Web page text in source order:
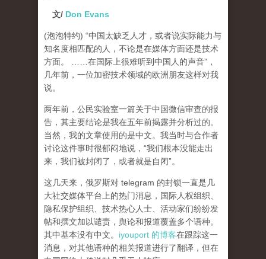
文/ Don Evans
(泡泡特约) “中国太缺乏人才，或者说实际能力与
知名度相匹配的人，不论是在媒体方面还是技术
方面。 ……在国际上很难听到中国人的声音”，
几年前，一位加密技术领域的欧洲朋友这样对我
说。
两年前，公民实验室一篇关于中国微信审查的报
告，其主要结论是我在五年前揭露并分析过的。
当然，我的文章使用的是中文。我当时与合作者
讨论这件事时很郁闷地说，“我们根本没能走出
来，我们被封闭了，或者就是自闭”。
这几天来，俄罗斯对 telegram 的封锁一直是几
大社交媒体平台上的热门消息，国际人权组织、
隐私保护组织、技术热心人士、活动家们纷纷发
帖和撰文加以谴责，舆论和报道覆盖多个语种。
其中基本没有中文。 iyouport 的博客在跟踪这一
消息，对其他语种的相关报道进行了翻译，但在